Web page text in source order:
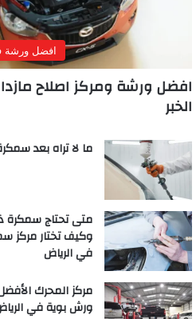
افضل ورشة
افضل ورشة ومركز اصلاح
الخبر
ما لا تراه بعد
متى تحتاج سمكرة
وكيف تختار مركز
في الرياض
مركز المحرك
ورش بوية في